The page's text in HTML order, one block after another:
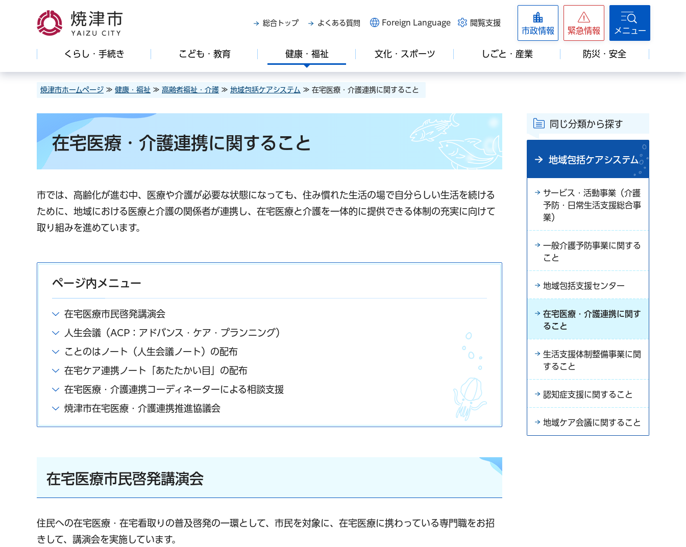
焼津市
総合トップ よくある質問 Foreign Language 閲覧支援
市政情報 緊急情報 メニュー
くらし・手続き こども・教育 健康・福祉 文化・スポーツ しごと・産業 防災・安全
焼津市ホームページ ≫ 健康・福祉 ≫ 高齢者福祉・介護 ≫ 地域包括ケアシステム ≫ 在宅医療・介護連携に関すること
在宅医療・介護連携に関すること
市では、高齢化が進む中、医療や介護が必要な状態になっても、住み慣れた生活の場で自分らしい生活を続ける
ために、地域における医療と介護の関係者が連携し、在宅医療と介護を一体的に提供できる体制の充実に向けて
取り組みを進めています。
ページ内メニュー
在宅医療市民啓発講演会
人生会議（ACP：アドバンス・ケア・プランニング）
ことのはノート（人生会議ノート）の配布
在宅ケア連携ノート「あたたかい目」の配布
在宅医療・介護連携コーディネーターによる相談支援
焼津市在宅医療・介護連携推進協議会
在宅医療市民啓発講演会
住民への在宅医療・在宅看取りの普及啓発の一環として、市民を対象に、在宅医療に携わっている専門職をお招
きして、講演会を実施しています。
同じ分類から探す
地域包括ケアシステム
サービス・活動事業（介護
予防・日常生活支援総合事
業）
一般介護予防事業に関する
こと
地域包括支援センター
在宅医療・介護連携に関す
ること
生活支援体制整備事業に関
すること
認知症支援に関すること
地域ケア会議に関すること